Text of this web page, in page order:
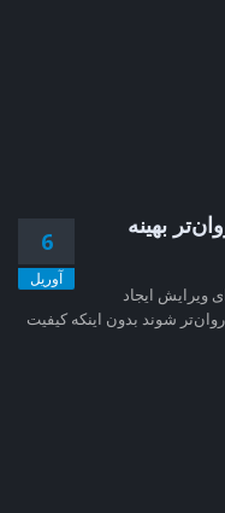
6
آوریل
بهینه
ویرایش ایجاد
شوند بدون اینکه کیفیت